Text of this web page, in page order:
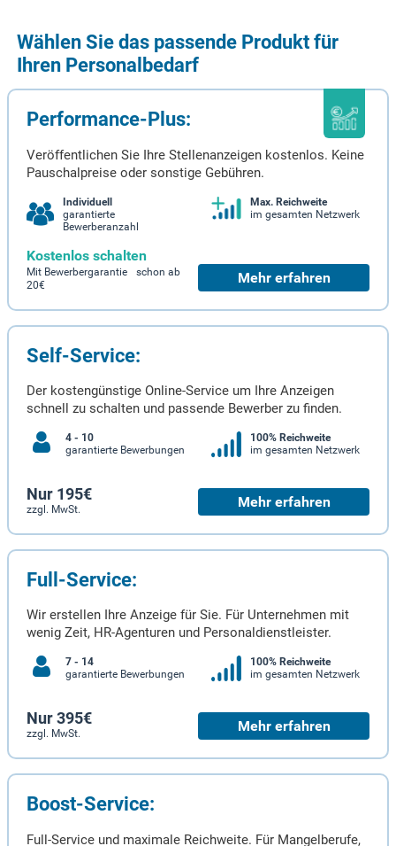
Wählen Sie das passende Produkt für
Ihren Personalbedarf
Performance-Plus:
Veröffentlichen Sie Ihre Stellenanzeigen kostenlos. Keine
Pauschalpreise oder sonstige Gebühren.
Individuell
garantierte
Bewerberanzahl
Max. Reichweite
im gesamten Netzwerk
Kostenlos schalten
Mit Bewerbergarantie schon ab
20€
Mehr erfahren
Self-Service:
Der kostengünstige Online-Service um Ihre Anzeigen
schnell zu schalten und passende Bewerber zu finden.
4 - 10
garantierte Bewerbungen
100% Reichweite
im gesamten Netzwerk
Nur 195€
zzgl. MwSt. Mehr erfahren
Full-Service:
Wir erstellen Ihre Anzeige für Sie. Für Unternehmen mit
wenig Zeit, HR-Agenturen und Personaldienstleister.
7 - 14
garantierte Bewerbungen
100% Reichweite
im gesamten Netzwerk
Nur 395€
zzgl. MwSt. Mehr erfahren
Boost-Service:
Full-Service und maximale Reichweite. Für Mangelberufe,